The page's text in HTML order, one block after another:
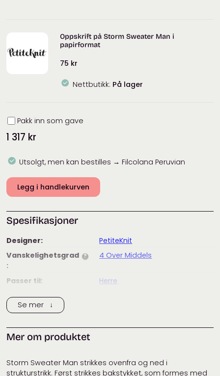
antall
Oppskrift på Storm Sweater Man i
papirformat
75 kr
Nettbutikk: På lager
Innpakning
Pakk inn som gave
1 317 kr
Utsolgt, men kan bestilles → Filcolana Peruvian
Legg i handlekurven
Spesifikasjoner
Designer:
PetiteKnit
Vanskelighetsgrad ?
:
4 Over Middels
Passer til:
Herre
Merke:
Tags:
Kategorier:
Se mer ↓
Mer om produktet
Storm Sweater Man strikkes ovenfra og ned i
strukturstrikk. Først strikkes bakstykket, som formes med